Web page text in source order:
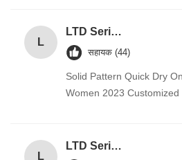
L
LTD Series Hoist for Suspended Platform/Cradle/Gondola
सहायक (44)
Solid Pattern Quick Dry
Women 2023
L
LTD Series Hoist for Suspended Platform/Cradle/Gondola